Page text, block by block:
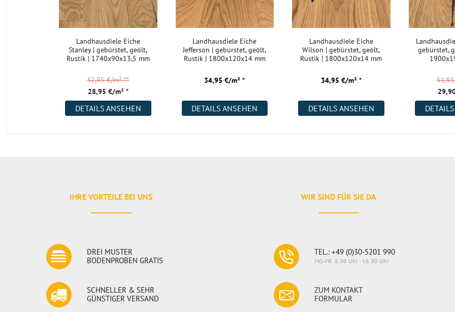
Landhausdiele Eiche
Stanley | gebürstet, geölt,
Rustik | 1740x90x13,5 mm
28,95 €/m² *
32,95 €/m²**
DETAILS ANSEHEN
Landhausdiele Eiche
Jefferson | gebürstet, geölt,
Rustik | 1800x120x14 mm
34,95 €/m² *
DETAILS ANSEHEN
Landhausdiele Eiche
Wilson | gebürstet, geölt,
Rustik | 1800x120x14 mm
34,95 €/m² *
DETAILS ANSEHEN
gebürstet,
IHRE VORTEILE BEI UNS
DREI MUSTER
BODENPROBEN GRATIS
SCHNELLER & SEHR
GÜNSTIGER VERSAND
WIR SIND FÜR SIE DA
TEL.: +49 (0)30-5201 990
MO-FR: 8.00 Uhr - 16.30 Uhr
ZUM KONTAKT
FORMULAR